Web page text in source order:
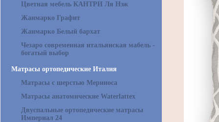
Цветная мебель КАНТРИ Ля Нэж
Жанмарко Графит
Жанмарко Белый бархат
Чезаро современная итальянская мабель -
богатый выбор
Матрасы ортопедические Италия
Матрасы с шерстью Мериноса
Матрасы анатомические Waterlattex
Двуспальные ортопедические матрасы
Империал 24